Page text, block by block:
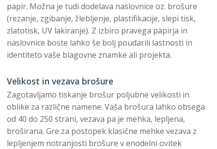
papir. Možna je tudi dodelava naslovnice oz. brošure
(rezanje, zgibanje, žlebljenje, plastifikacije, slepi tisk,
zlatotisk, UV lakiranje). Z izbiro pravega papirja in
naslovnice boste lahko še bolj poudarili lastnosti in
identiteto vaše blagovne znamke ali projekta.
Velikost in vezava brošure
Zagotavljamo tiskanje brošur poljubne velikosti in
oblike za različne namene. Vaša brošura lahko obsega
od 40 do 250 strani, vezava pa je mehka, lepljena,
broširana. Gre za postopek klasične mehke vezava z
lepljenjem notranjosti brošure v enodelni ovitek